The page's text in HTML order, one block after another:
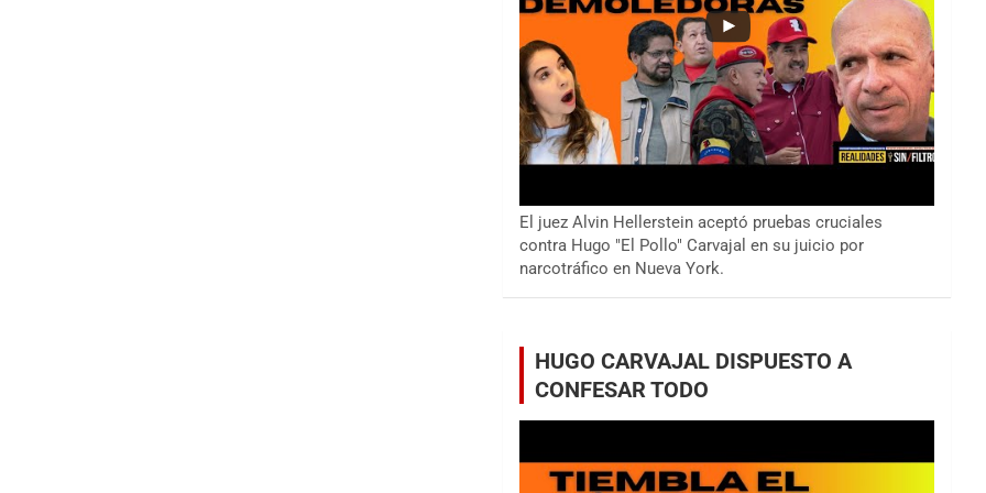
El juez Alvin Hellerstein aceptó pruebas cruciales
contra Hugo "El Pollo" Carvajal en su juicio por
narcotráfico en Nueva York.
HUGO CARVAJAL DISPUESTO A
CONFESAR TODO